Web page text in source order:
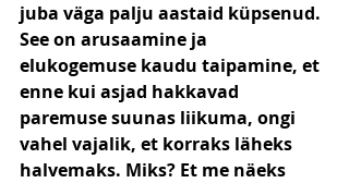
juba väga palju aastaid küpsenud.
See on arusaamine ja
elukogemuse kaudu taipamine, et
enne kui asjad hakkavad
paremuse suunas liikuma, ongi
vahel vajalik, et korraks läheks
halvemaks. Miks? Et me näeks